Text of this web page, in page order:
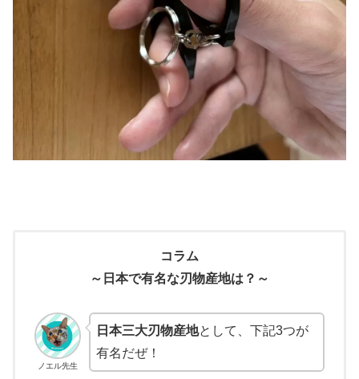
コラム
～日本で有名な刃物産地は？～
ノエル先生
日本三大刃物産地として、下記3つが
有名だぜ！